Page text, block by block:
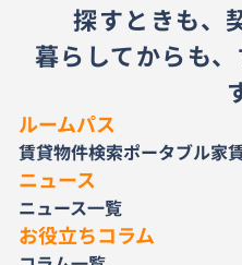
探すときも、
暮らしてからも
ルームパス
賃貸物件検索ポータブル家
ニュース
ニュース一覧
お役立ちコラム